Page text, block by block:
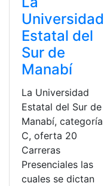
Universidad
Estatal del
Sur de
Manabí
La Universidad
Estatal del Sur de
Manabí, categoría
C, oferta 20
Carreras
Presenciales las
cuales se dictan